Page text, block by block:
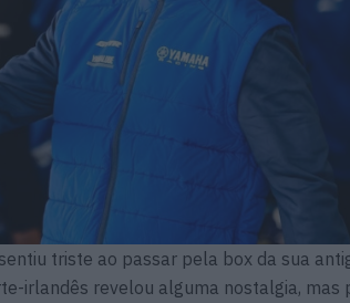
triste ao passar pela box da sua
irlandês revelou alguma nostalgia, mas